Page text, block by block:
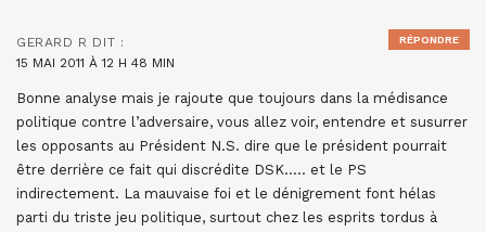
GERARD R DIT :
15 MAI 2011 À 12 H 48 MIN
Bonne analyse mais je rajoute que toujours dans la médisance
politique contre l’adversaire, vous allez voir, entendre et susurrer
les opposants au Président N.S. dire que le président pourrait
être derrière ce fait qui discrédite DSK….. et le PS
indirectement. La mauvaise foi et le dénigrement font hélas
parti du triste jeu politique, surtout chez les esprits tordus à
RÉPONDRE